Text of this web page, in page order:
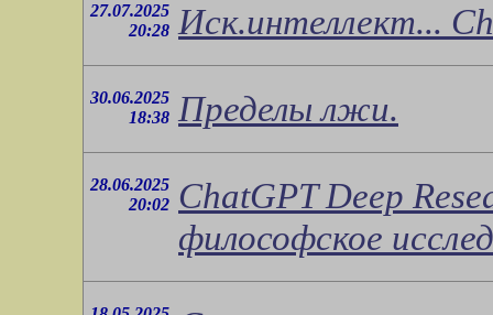
27.07.2025
20:28 Иск.интеллект...
30.06.2025
18:38 Пределы лжи.
28.06.2025
20:02 ChatGPT Deep
философское